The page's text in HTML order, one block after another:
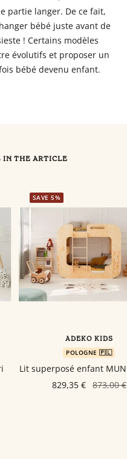
partie langer. De ce fait,
bébé juste avant de
! Certains modèles
évolutifs et proposer un
bébé devenu enfant.
IN THE ARTICLE
SAVE 5%
ADEKO KIDS
POLOGNE 🇵🇱
Lit superposé enfant
829,35 € 873,00 €